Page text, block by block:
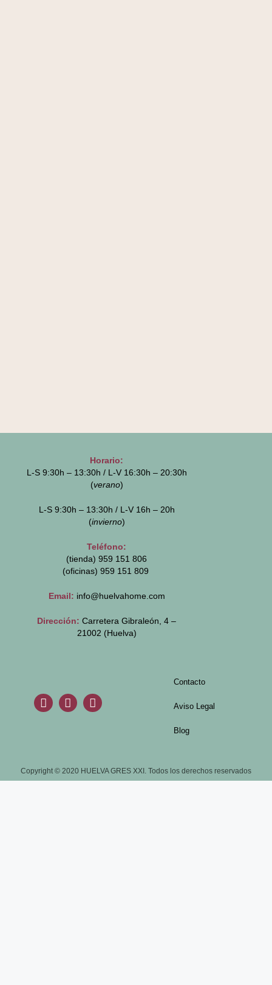
Horario:
L-S 9:30h – 13:30h / L-V 16:30h – 20:30h
(verano)
L-S 9:30h – 13:30h / L-V 16h – 20h
(invierno)
Teléfono:
(tienda) 959 151 806
(oficinas) 959 151 809
Email: info@huelvahome.com
Dirección: Carretera Gibraleón, 4 –
21002 (Huelva)
Contacto
Aviso Legal
Blog
Copyright © 2020 HUELVA GRES XXI. Todos los derechos reservados